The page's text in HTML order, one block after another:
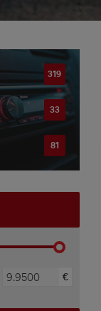
319
33
81
€